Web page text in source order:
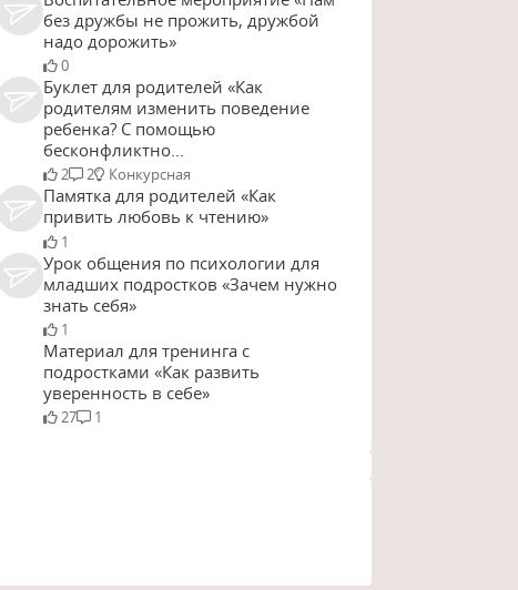
без дружбы не прожить, дружбой
надо дорожить»
0
Буклет для родителей «Как
родителям изменить поведение
ребенка? С помощью
бесконфликтно...
2 2 Конкурсная
Памятка для родителей «Как
привить любовь к чтению»
1
Урок общения по психологии для
младших подростков «Зачем нужно
знать себя»
1
Материал для тренинга с
подростками «Как развить
уверенность в себе»
27 1